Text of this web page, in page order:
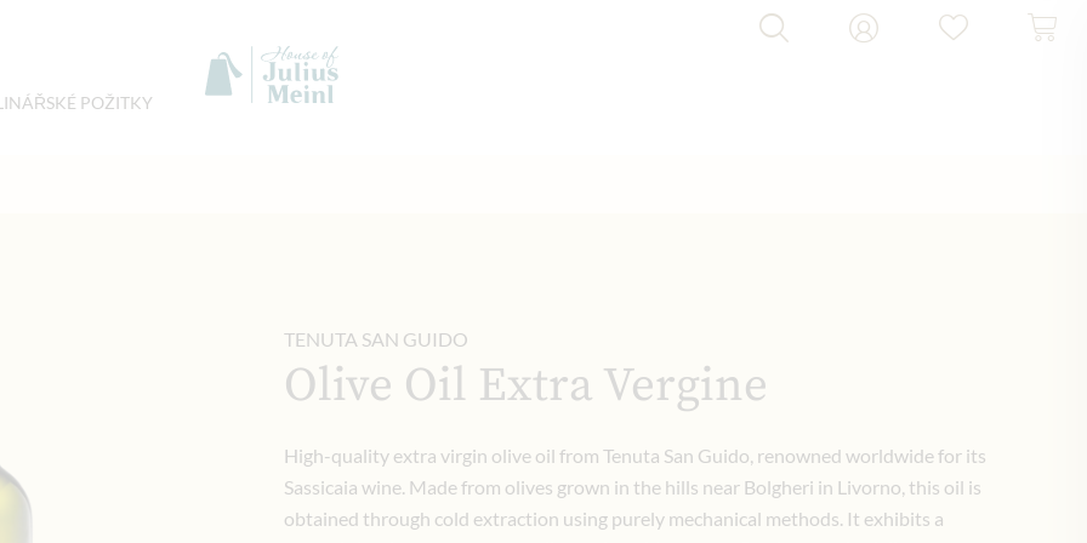
POŽITKY
TENUTA SAN GUIDO
Olive Oil Extra Vergine
High-quality extra virgin olive oil from Tenuta San Guido, renowned worldwide for its
Sassicaia wine. Made from olives grown in the hills near Bolgheri in Livorno, this oil is
obtained through cold extraction using purely mechanical methods. It exhibits a